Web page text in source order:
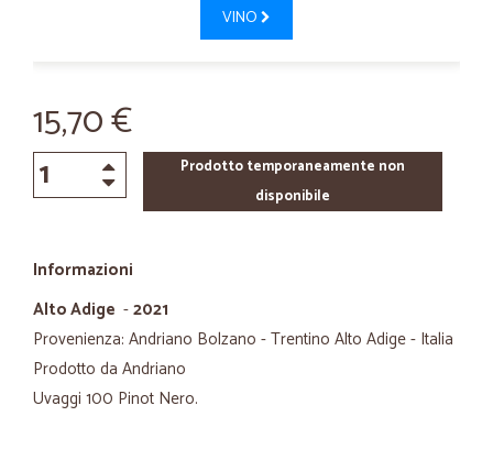
VINO
15,70 €
Prodotto temporaneamente non
disponibile
Informazioni
Alto Adige -2021
Provenienza: Andriano Bolzano - Trentino Alto Adige - Italia
Prodotto da Andriano
Uvaggi 100 Pinot Nero.